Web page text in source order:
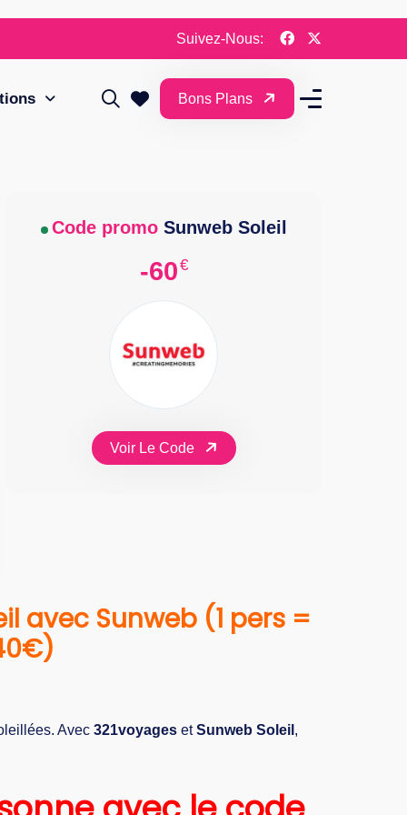
Suivez-Nous:
Bons Plans
Code promoSunweb Soleil
-60€
Voir Le Code
avec Sunweb (1 pers =
Avec 321voyages etSunweb Soleil ,